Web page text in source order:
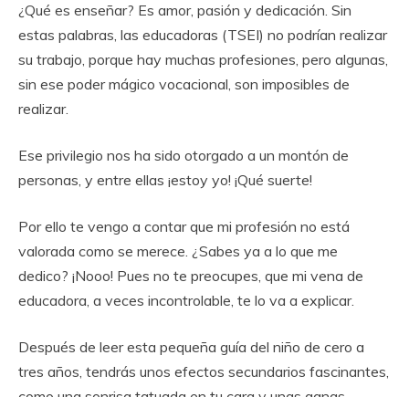
¿Qué es enseñar? Es amor, pasión y dedicación. Sin
estas palabras, las educadoras (TSEI) no podrían realizar
su trabajo, porque hay muchas profesiones, pero algunas,
sin ese poder mágico vocacional, son imposibles de
realizar.
Ese privilegio nos ha sido otorgado a un montón de
personas, y entre ellas ¡estoy yo! ¡Qué suerte!
Por ello te vengo a contar que mi profesión no está
valorada como se merece. ¿Sabes ya a lo que me
dedico? ¡Nooo! Pues no te preocupes, que mi vena de
educadora, a veces incontrolable, te lo va a explicar.
Después de leer esta pequeña guía del niño de cero a
tres años, tendrás unos efectos secundarios fascinantes,